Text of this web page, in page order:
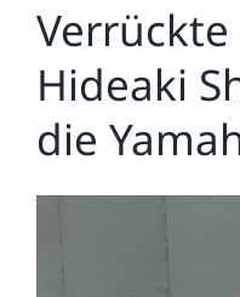
Hideaki
die